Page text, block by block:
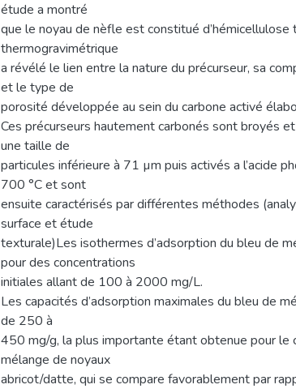
étude a montré
que le noyau de nèfle est constitué d’hémicellulose
thermogravimétrique
a révélé le lien entre la nature du précurseur, sa
et le type de
porosité développée au sein du carbone activé
Ces précurseurs hautement carbonés sont broyés
une taille de
particules inférieure à 71 µm puis activés a l’acide
700 °C et sont
ensuite caractérisés par différentes méthodes
surface et étude
texturale)Les isothermes d’adsorption du bleu de
pour des concentrations
initiales allant de 100 à 2000 mg/L.
Les capacités d’adsorption maximales du bleu de
de 250 à
450 mg/g, la plus importante étant obtenue pour le
mélange de noyaux
abricot/datte, qui se compare favorablement par